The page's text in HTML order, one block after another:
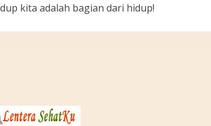
kita adalah bagian dari hidup!